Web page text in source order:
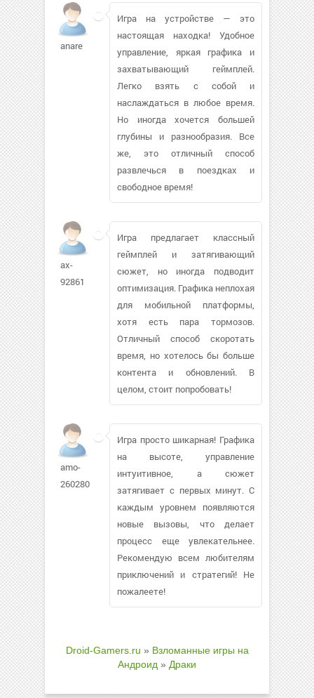
anare
Игра на устройстве — это
настоящая находка! Удобное
управление, яркая графика и
захватывающий геймплей.
Легко взять с собой и
наслаждаться в любое время.
Но иногда хочется большей
глубины и разнообразия. Все
же, это отличный способ
развлечься в поездках и
свободное время!
ax-
92861
Игра предлагает классный
геймплей и затягивающий
сюжет, но иногда подводит
оптимизация. Графика неплохая
для мобильной платформы,
хотя есть пара тормозов.
Отличный способ скоротать
время, но хотелось бы больше
контента и обновлений. В
целом, стоит попробовать!
amo-
260280
Игра просто шикарная! Графика
на высоте, управление
интуитивное, а сюжет
затягивает с первых минут. С
каждым уровнем появляются
новые вызовы, что делает
процесс еще увлекательнее.
Рекомендую всем любителям
приключений и стратегий! Не
пожалеете!
Droid-Gamers.ru » Взломанные игры на
Андроид » Драки